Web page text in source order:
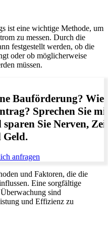
ist eine wichtige Methode, um
zu messen. Durch die
festgestellt werden, ob die
oder ob möglicherweise
müssen.
Bauförderung? Wie
Sprechen Sie
Sie Nerven,
Geld.
anfragen
und Faktoren, die die
Eine sorgfältige
sind
und Effizienz zu